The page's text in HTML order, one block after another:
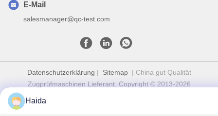
E-Mail
salesmanager@qc-test.com
Datenschutzerklärung | Sitemap| China gut Qualität
Zugprüfmaschinen Lieferant. Copyright © 2013-2026
Guangdong Haida Equipment Co., Ltd. - Alle. Alle Rechte
Haida